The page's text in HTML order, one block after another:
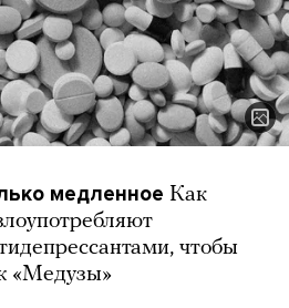
медленное Как
чтобы
«Медузы»